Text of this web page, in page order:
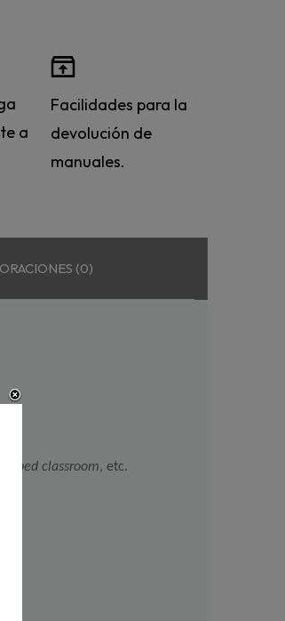
a
Facilidades para la
devolución de
manuales.
(0)
flipped classroom, etc.